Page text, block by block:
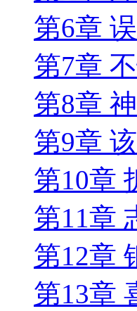
第6章
第7章
第8章
第9章
第10章
第11章
第12章
第13章